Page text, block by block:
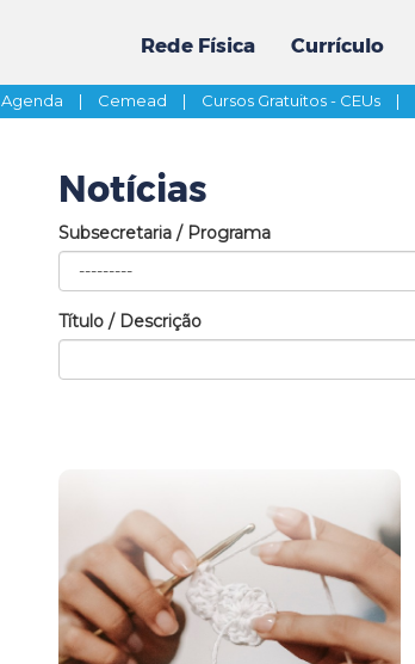
Rede Física Currículo
Agenda | Cemead | Cursos Gratuitos - CEUs |
Notícias
Subsecretaria / Programa
Título / Descrição